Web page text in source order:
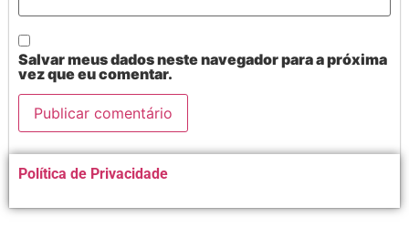
Salvar meus dados neste navegador para a próxima
vez que eu comentar.
Alternative:
Política de Privacidade